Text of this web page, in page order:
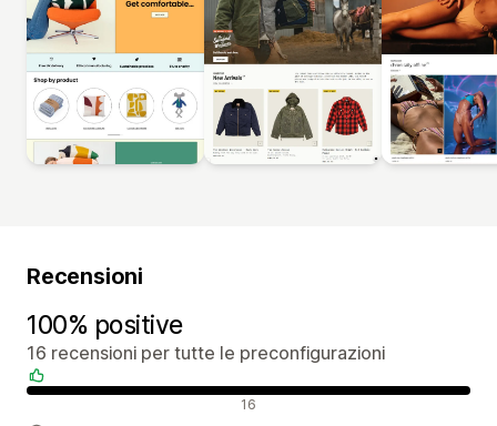
Recensioni
100% positive
16 recensioni per tutte le preconfigurazioni
Recensioni positive 16